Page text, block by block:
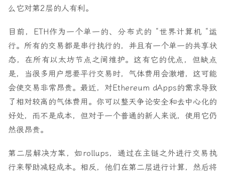
么它对第2层的人有利。
目前，ETH作为一个单一的、分布式的 “世界计算机 “运
行。所有的交易都是串行执行的，并且有一个单一的共享状
态，在所有以太坊节点之间维护。这有它的优点，但缺点
是，当很多用户想要平行交易时，气体费用会激增，这可能
会使交易非常昂贵。最近，对Ethereum dApps的需求导致
了相对较高的气体费用。你可以整天争论安全和去中心化的
好处，而不是成本，但对于一个普通的新人来说，使用它仍
然很昂贵。
第二层解决方案，如rollups，通过在主链之外进行交易执
行来帮助减轻成本。相反，他们在第二层进行计算，然后将